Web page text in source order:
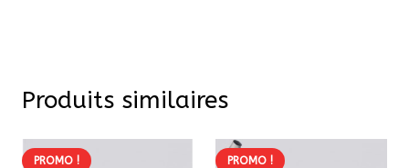
Produits similaires
PROMO ! PROMO !